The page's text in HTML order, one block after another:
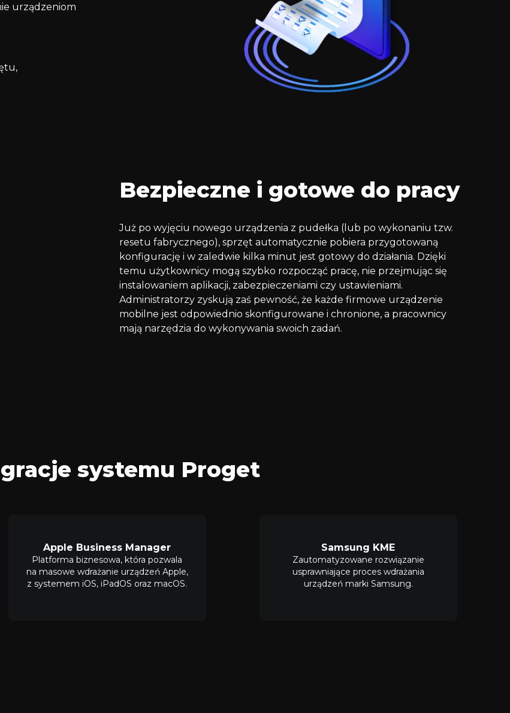
urządzeniom
Bezpieczne i gotowe do pracy
Już po wyjęciu nowego urządzenia z pudełka (lub po wykonaniu tzw.
resetu fabrycznego), sprzęt automatycznie pobiera przygotowaną
konfigurację i w zaledwie kilka minut jest gotowy do działania. Dzięki
temu użytkownicy mogą szybko rozpocząć pracę, nie przejmując się
instalowaniem aplikacji, zabezpieczeniami czy ustawieniami.
Administratorzy zyskują zaś pewność, że każde firmowe urządzenie
mobilne jest odpowiednio skonfigurowane i chronione, a pracownicy
mają narzędzia do wykonywania swoich zadań.
systemu Proget
Apple Business Manager
Platforma biznesowa, która pozwala
na masowe wdrażanie urządzeń Apple,
z systemem iOS, iPadOS oraz macOS.
Samsung KME
Zautomatyzowane rozwiązanie
usprawniające proces wdrażania
urządzeń marki Samsung.